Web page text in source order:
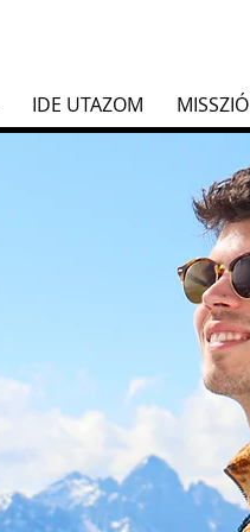
IDE UTAZOM MISSZIÓ